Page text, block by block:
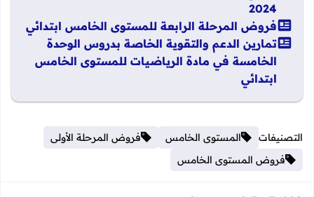
2024
فروض المرحلة الرابعة للمستوى الخامس ابتدائي
تمارين الدعم والتقوية الخاصة بدروس الوحدة
الخامسة في مادة الرياضيات للمستوى الخامس
ابتدائي
التصنيفات المستوى الخامس
فروض المرحلة الأولى
فروض المستوى الخامس